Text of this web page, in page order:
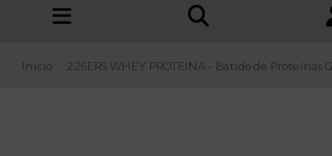
Inicio 226ERS WHEY PROTEINA - Batido de Proteínas